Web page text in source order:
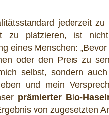
jederzeit
zu platzieren, ist
eines Menschen:
oder den Preis zu
selbst, sondern
und mein
prämierter Bio-
von zugesetzten